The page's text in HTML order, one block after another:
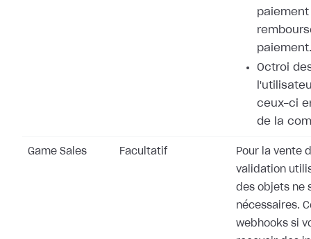
paiement.
Octroi
ceux-ci
de la
Game Sales Facultatif
Pour la vente
validation
des objets ne
nécessaires.
webhooks si